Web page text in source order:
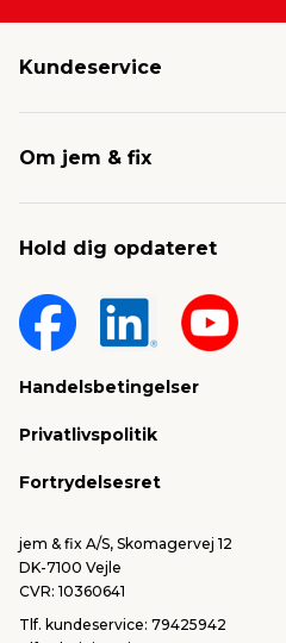
Kundeservice
Avisen
Fragt & levering
Om jem & fix
Nyheder & presse
Om jem & fix
Sponsorater & projekter
Hold dig opdateret
Handelsbetingelser
Privatlivspolitik
Fortrydelsesret
jem & fix A/S, Skomagervej 12
DK-7100 Vejle
CVR: 10360641
Tlf. kundeservice: 79425942